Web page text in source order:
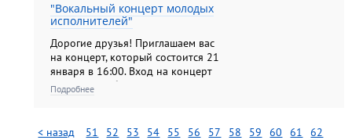
"Вокальный концерт молодых
исполнителей"
Дорогие друзья! Приглашаем вас
на концерт, который состоится 21
января в 16:00. Вход на концерт
по входным билетам на выставку.
Подробнее
< назад 51 52 53 54 55 56 57 58 59 60 61
62